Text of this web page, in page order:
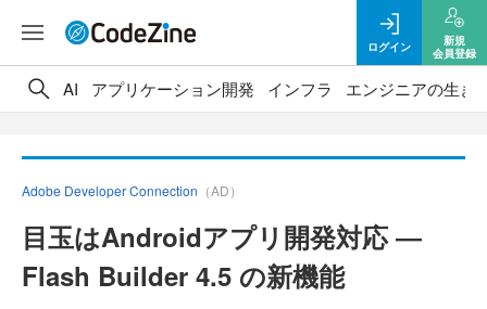
ログイン
新規
会員登録
AI アプリケーション開発 インフラ エンジニアの生き
Adobe Developer Connection （AD）
目玉はAndroidアプリ開発対応 ―
Flash Builder 4.5 の新機能